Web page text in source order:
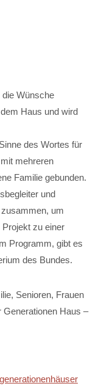
Wünsche
Haus und wird
des Wortes für
mehreren
Familie gebunden.
und
um
zu einer
Programm, gibt es
des Bundes.
Senioren, Frauen
Generationen Haus –